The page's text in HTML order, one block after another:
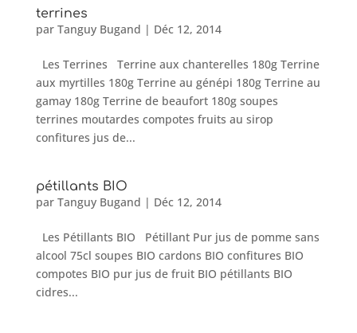
terrines
par Tanguy Bugand | Déc 12, 2014
Les Terrines Terrine aux chanterelles 180g Terrine
aux myrtilles 180g Terrine au génépi 180g Terrine au
gamay 180g Terrine de beaufort 180g soupes
terrines moutardes compotes fruits au sirop
confitures jus de...
pétillants BIO
par Tanguy Bugand | Déc 12, 2014
Les Pétillants BIO Pétillant Pur jus de pomme sans
alcool 75cl soupes BIO cardons BIO confitures BIO
compotes BIO pur jus de fruit BIO pétillants BIO
cidres...